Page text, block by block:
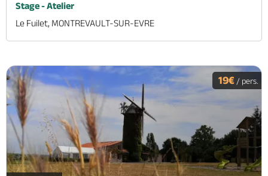
Stage - Atelier
Le Fuilet, MONTREVAULT-SUR-EVRE
19€ / pers.